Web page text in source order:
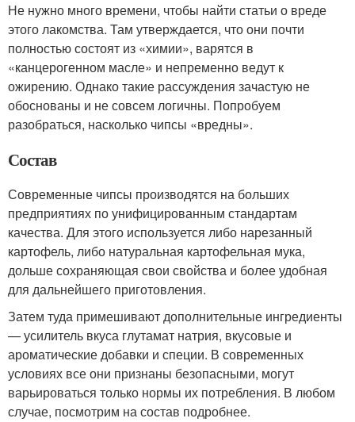
Не нужно много времени, чтобы найти статьи о вреде
этого лакомства. Там утверждается, что они почти
полностью состоят из «химии», варятся в
«канцерогенном масле» и непременно ведут к
ожирению. Однако такие рассуждения зачастую не
обоснованы и не совсем логичны. Попробуем
разобраться, насколько чипсы «вредны».
Состав
Современные чипсы производятся на больших
предприятиях по унифицированным стандартам
качества. Для этого используется либо нарезанный
картофель, либо натуральная картофельная мука,
дольше сохраняющая свои свойства и более удобная
для дальнейшего приготовления.
Затем туда примешивают дополнительные ингредиенты
— усилитель вкуса глутамат натрия, вкусовые и
ароматические добавки и специи. В современных
условиях все они признаны безопасными, могут
варьироваться только нормы их потребления. В любом
случае, посмотрим на состав подробнее.